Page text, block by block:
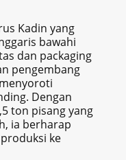
Kadin yang
bawahi
dan packaging
pengembang
Dengan
ton pisang yang
ia berharap
ke